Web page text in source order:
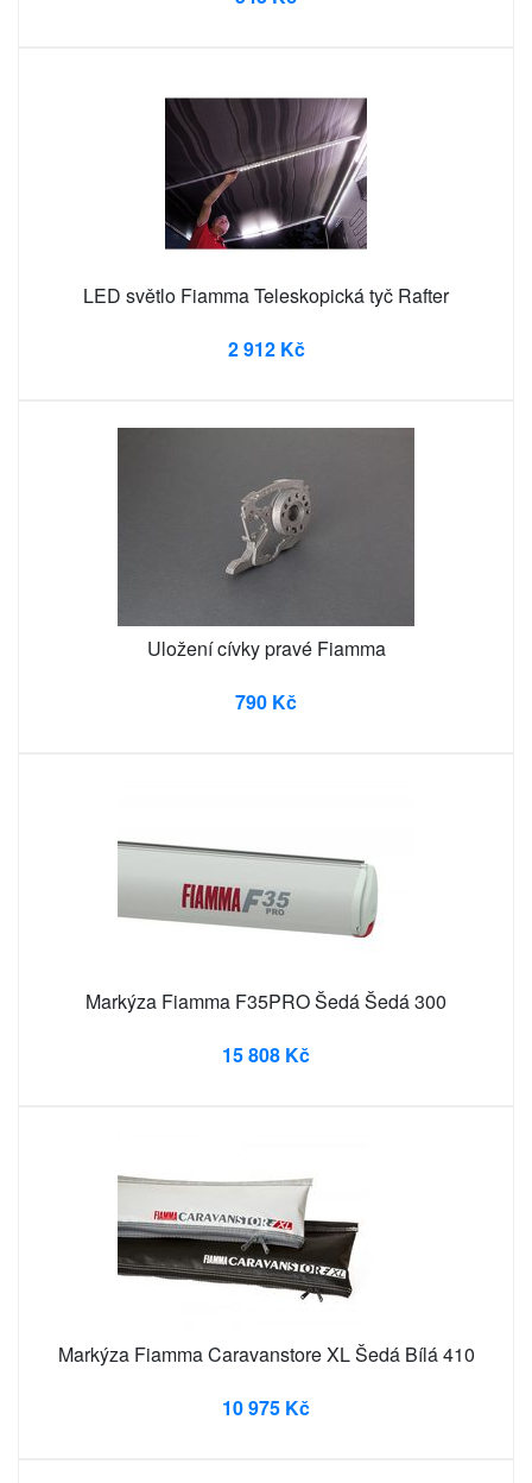
LED světlo Fiamma Teleskopická tyč Rafter
2 912 Kč
Uložení cívky pravé Fiamma
790 Kč
Markýza Fiamma F35PRO Šedá Šedá 300
15 808 Kč
Markýza Fiamma Caravanstore XL Šedá Bílá 410
10 975 Kč